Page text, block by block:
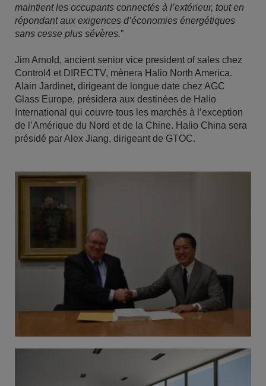
maintient les occupants connectés à l’extérieur, tout en
répondant aux exigences d’économies énergétiques
sans cesse plus sévères.”
Jim Arnold, ancient senior vice president of sales chez
Control4 et DIRECTV, mènera Halio North America.
Alain Jardinet, dirigeant de longue date chez AGC
Glass Europe, présidera aux destinées de Halio
International qui couvre tous les marchés à l’exception
de l’Amérique du Nord et de la Chine. Halio China sera
présidé par Alex Jiang, dirigeant de GTOC.